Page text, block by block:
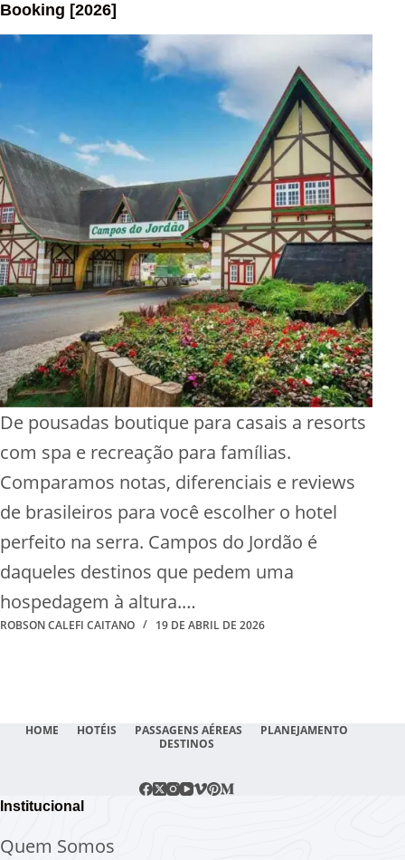
Booking [2026]
De pousadas boutique para casais a resorts
com spa e recreação para famílias.
Comparamos notas, diferenciais e reviews
de brasileiros para você escolher o hotel
perfeito na serra. Campos do Jordão é
daqueles destinos que pedem uma
hospedagem à altura.…
ROBSON CALEFI CAITANO 19 DE ABRIL DE 2026
HOME HOTÉIS PASSAGENS AÉREAS
PLANEJAMENTO
DESTINOS
Institucional
Quem Somos